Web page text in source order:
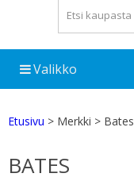
Valikko
Etusivu > Merkki > Bates
BATES